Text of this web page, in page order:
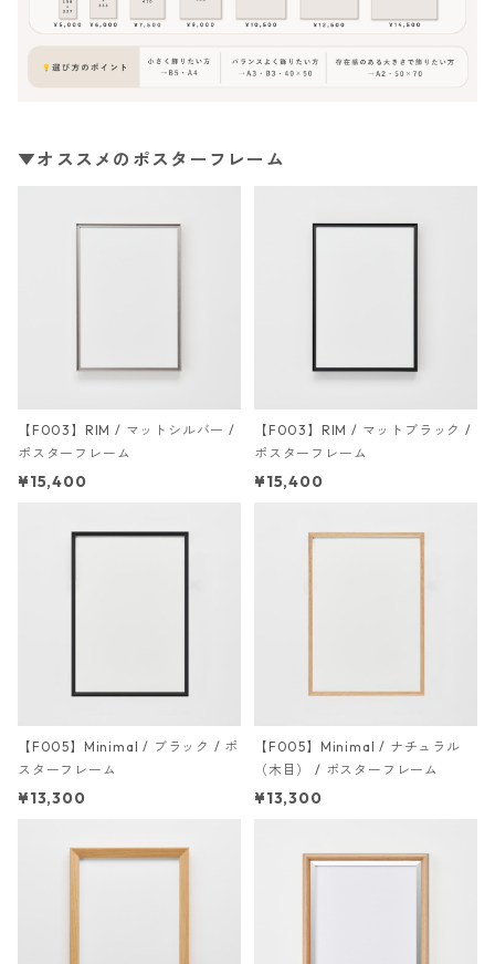
▼オススメのポスターフレーム
【F003】RIM / マットシルバー /
ポスターフレーム
¥15,400
【F003】RIM / マットブラック /
ポスターフレーム
¥15,400
【F005】Minimal / ブラック / ポ
スターフレーム
¥13,300
【F005】Minimal / ナチュラル
（木目） / ポスターフレーム
¥13,300